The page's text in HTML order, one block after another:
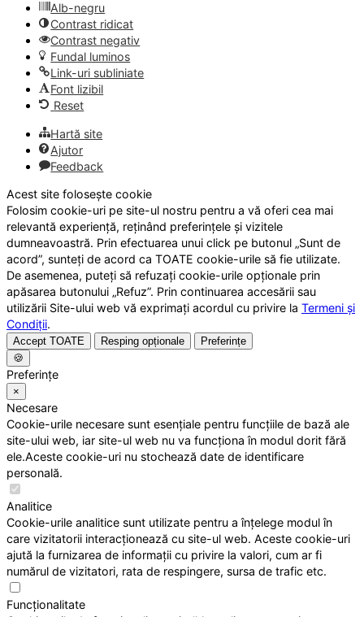
Alb-negru
Contrast ridicat
Contrast negativ
Fundal luminos
Link-uri subliniate
Font lizibil
Reset
Hartă site
Ajutor
Feedback
Acest site folosește cookie
Folosim cookie-uri pe site-ul nostru pentru a vă oferi cea mai
relevantă experiență, reținând preferințele și vizitele
dumneavoastră. Prin efectuarea unui click pe butonul „Sunt de
acord”, sunteți de acord ca TOATE cookie-urile să fie utilizate.
De asemenea, puteți să refuzați cookie-urile opționale prin
apăsarea butonului „Refuz”. Prin continuarea accesării sau
utilizării Site-ului web vă exprimați acordul cu privire la Termeni și
Condiții.
Accept TOATE Resping opționale
Preferințe
🍪
Preferințe
×
Necesare
Cookie-urile necesare sunt esențiale pentru funcțiile de bază ale
site-ului web, iar site-ul web nu va funcționa în modul dorit fără
ele.Aceste cookie-uri nu stochează date de identificare
personală.
Analitice
Cookie-urile analitice sunt utilizate pentru a înțelege modul în
care vizitatorii interacționează cu site-ul web. Aceste cookie-uri
ajută la furnizarea de informații cu privire la valori, cum ar fi
numărul de vizitatori, rata de respingere, sursa de trafic etc.
Funcționalitate